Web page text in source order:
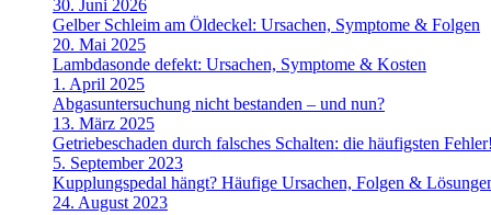
30. Juni 2026
Gelber Schleim am Öldeckel: Ursachen, Symptome & Folgen
20. Mai 2025
Lambdasonde defekt: Ursachen, Symptome & Kosten
1. April 2025
Abgasuntersuchung nicht bestanden – und nun?
13. März 2025
Getriebeschaden durch falsches Schalten: die häufigsten Fehler!
5. September 2023
Kupplungspedal hängt? Häufige Ursachen, Folgen &
24. August 2023